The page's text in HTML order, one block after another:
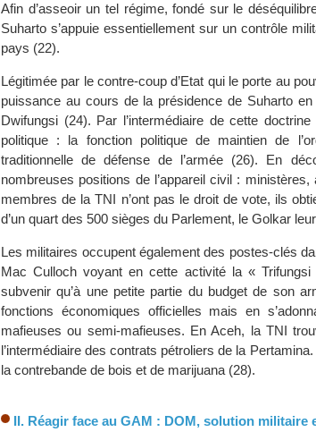
Afin d’asseoir un tel régime, fondé sur le
Suharto s’appuie essentiellement sur un contrôle
pays (22).
Légitimée par le contre-coup d’Etat qui le porte au
puissance au cours de la présidence de Suharto
Dwifungsi (24). Par l’intermédiaire de cette
politique : la fonction politique de maintien de
traditionnelle de défense de l’armée (26). En
nombreuses positions de l’appareil civil :
membres de la TNI n’ont pas le droit de vote, ils
d’un quart des 500 sièges du Parlement, le Golkar
Les militaires occupent également des postes-clés
Mac Culloch voyant en cette activité la «
subvenir qu’à une petite partie du budget de son
fonctions économiques officielles mais en
mafieuses ou semi-mafieuses. En Aceh, la TNI
l’intermédiaire des contrats pétroliers de la
la contrebande de bois et de marijuana (28).
II. Réagir face au GAM : DOM, solution militaire